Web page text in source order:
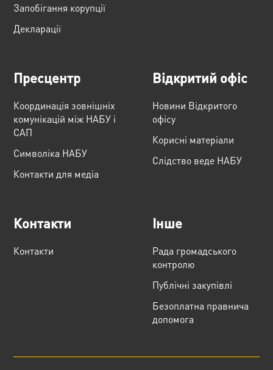
Запобігання корупції
Декларації
Пресцентр
Координація зовнішніх
комунікацій між НАБУ і
САП
Cимволіка НАБУ
Контакти для медіа
Відкритий офіс
Новини Відкритого
офісу
Корисні матеріали
Слідство веде НАБУ
Контакти
Контакти
Інше
Рада громадського
контролю
Публічні закупівлі
Безоплатна правнича
допомога